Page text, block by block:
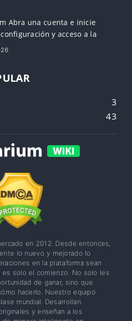
Abra una cuenta e inicie
y acceso a la
3
43
en 2012. Desde entonces,
lo nuevo y mejorado lo
en la plataforma sean
es solo el comienzo. No solo les
de ganar, sino que
hacerlo. Nuestro equipo
mundial. Desarrollan
y enseñan a los